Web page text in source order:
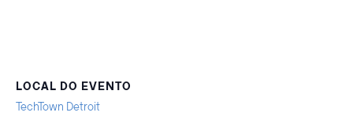
LOCAL DO EVENTO
TechTown Detroit